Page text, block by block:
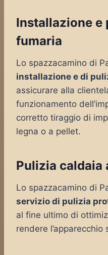
Installazione e
fumaria
Lo spazzacamino di
installazione e di
assicurare alla
funzionamento
corretto tiraggio di
legna o a pellet.
Pulizia caldaia
Lo spazzacamino di
servizio di pulizia
al fine ultimo di
rendere l’apparecchio